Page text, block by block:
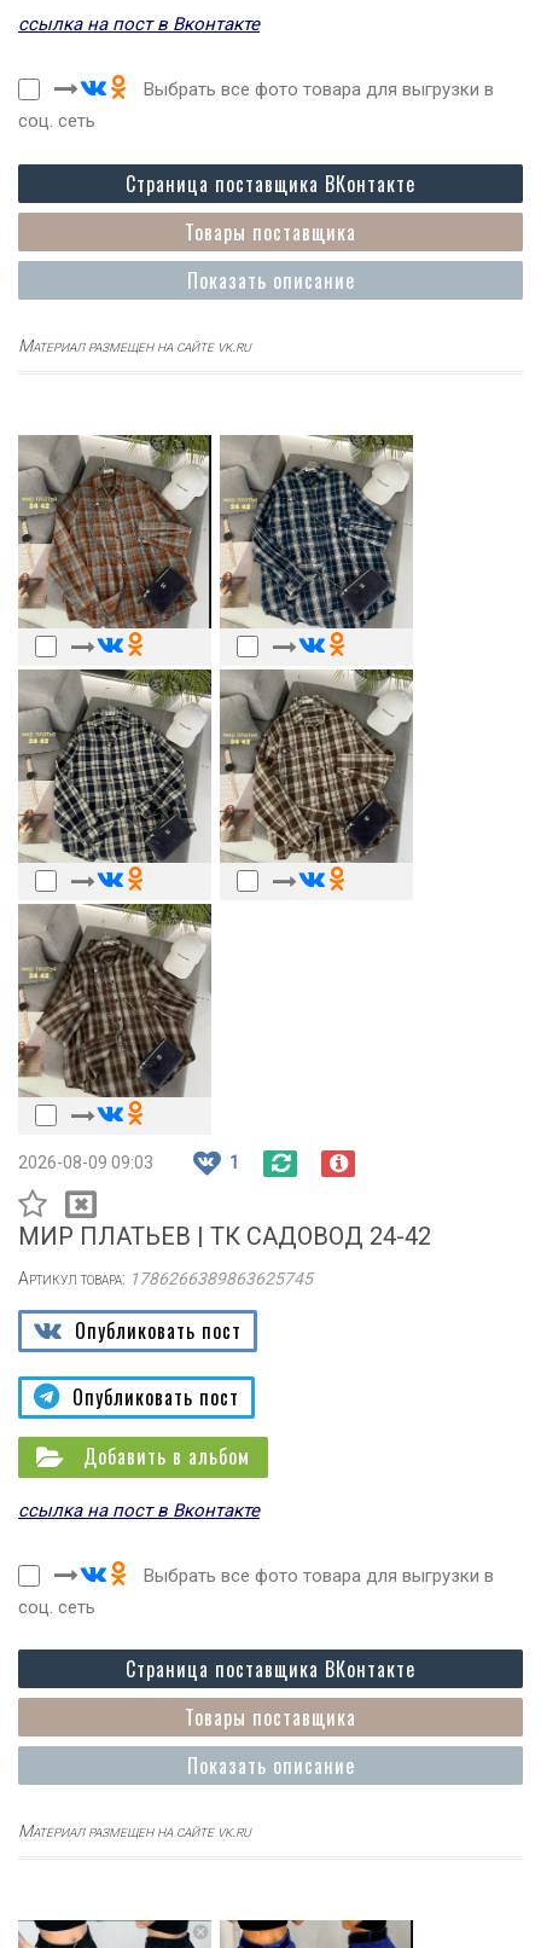
ссылка на пост в Вконтакте
Выбрать все фото товара для выгрузки в
соц. сеть
Показать описание
Товары поставщика
Страница поставщика ВКонтакте
Материал размещен на сайте vk.ru
2026-08-09 09:03 1
МИР ПЛАТЬЕВ | ТК САДОВОД 24-42
Артикул товара: 1786266389863625745
Опубликовать пост
Опубликовать пост
Добавить в альбом
ссылка на пост в Вконтакте
Выбрать все фото товара для выгрузки в
соц. сеть
Показать описание
Товары поставщика
Страница поставщика ВКонтакте
Материал размещен на сайте vk.ru